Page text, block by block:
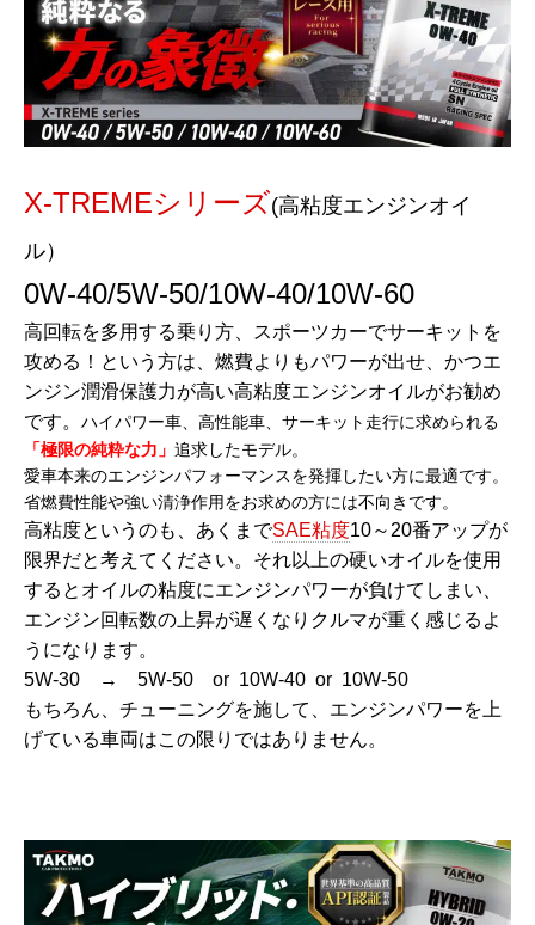
X-TREMEシリーズ(高粘度エンジンオイ
ル）
0W-40/5W-50/10W-40/10W-60
高回転を多用する乗り方、スポーツカーでサーキットを
攻める！という方は、燃費よりもパワーが出せ、かつエ
ンジン潤滑保護力が高い高粘度エンジンオイルがお勧め
です。 ハイパワー車、高性能車、サーキット走行に求められる
「極限の純粋な力」 追求したモデル。
愛車本来のエンジンパフォーマンスを発揮したい方に最適です。
省燃費性能や強い清浄作用をお求めの方には不向きです。
高粘度というのも、あくまでSAE粘度10～20番アップが
限界だと考えてください。 それ以上の硬いオイルを使用
するとオイルの粘度にエンジンパワーが負けてしまい、
エンジン回転数の上昇が遅くなりクルマが重く感じるよ
うになります。
5W-30 → 5W-50 or 10W-40 or 10W-50
もちろん、チューニングを施して、エンジンパワーを上
げている車両はこの限りではありません。